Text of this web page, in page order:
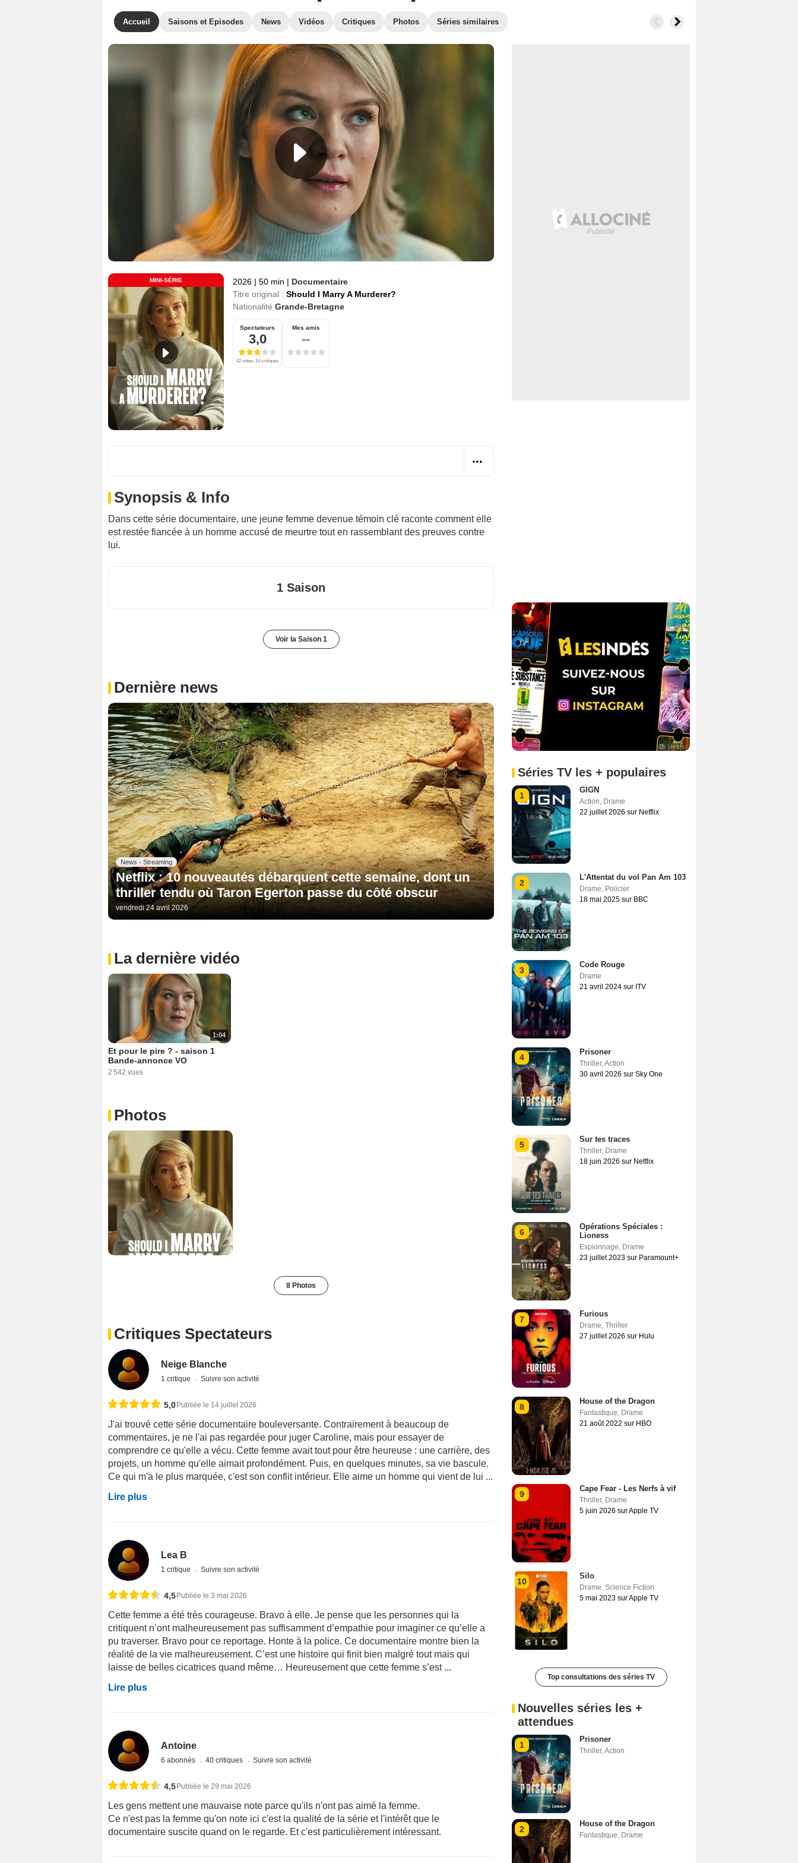
Accueil Saisons et Episodes News Vidéos Critiques Photos Séries similaires
MINI-SÉRIE 2026 | 50 min | Documentaire
Titre original : Should I Marry A Murderer?
Nationalité Grande-Bretagne
Spectateurs
3,0
42 notes, 14 critiques
Mes amis
--
Synopsis & Info
Dans cette série documentaire, une jeune femme devenue témoin clé raconte comment elle
est restée fiancée à un homme accusé de meurtre tout en rassemblant des preuves contre
lui.
1 Saison
Voir la Saison 1
Dernière news
News - Streaming
Netflix : 10 nouveautés débarquent cette semaine, dont un
thriller tendu où Taron Egerton passe du côté obscur
vendredi 24 avril 2026
La dernière vidéo
1:04
Et pour le pire ? - saison 1
Bande-annonce VO
2 542 vues
Photos
8 Photos
Critiques Spectateurs
Neige Blanche
1 critique Suivre son activité
5,0Publiée le 14 juillet 2026
J'ai trouvé cette série documentaire bouleversante. Contrairement à beaucoup de
commentaires, je ne l'ai pas regardée pour juger Caroline, mais pour essayer de
comprendre ce qu'elle a vécu. Cette femme avait tout pour être heureuse : une carrière, des
projets, un homme qu'elle aimait profondément. Puis, en quelques minutes, sa vie bascule.
Ce qui m'a le plus marquée, c'est son conflit intérieur. Elle aime un homme qui vient de lui ...
Lire plus
Lea B
1 critique Suivre son activité
4,5Publiée le 3 mai 2026
Cette femme a été très courageuse. Bravo à elle. Je pense que les personnes qui la
critiquent n’ont malheureusement pas suffisamment d’empathie pour imaginer ce qu’elle a
pu traverser. Bravo pour ce reportage. Honte à la police. Ce documentaire montre bien la
réalité de la vie malheureusement. C’est une histoire qui finit bien malgré tout mais qui
laisse de belles cicatrices quand même… Heureusement que cette femme s’est ...
Lire plus
Antoine
6 abonnés 40 critiques Suivre son activité
4,5Publiée le 29 mai 2026
Les gens mettent une mauvaise note parce qu'ils n'ont pas aimé la femme.
Ce n'est pas la femme qu'on note ici c'est la qualité de la série et l'intérêt que le
documentaire suscite quand on le regarde. Et c'est particulièrement intéressant.
Séries TV les + populaires
1
GIGN
Action, Drame
22 juillet 2026 sur Netflix
2
L'Attentat du vol Pan Am 103
Drame, Policier
18 mai 2025 sur BBC
3
Code Rouge
Drame
21 avril 2024 sur ITV
4
Prisoner
Thriller,Action
30 avril 2026 sur Sky One
5
Sur tes traces
Thriller, Drame
18 juin 2026 sur Netflix
6
Opérations Spéciales :
Lioness
Espionnage, Drame
23 juillet 2023 sur Paramount+
7
Furious
Drame, Thriller
27 juillet 2026 sur Hulu
8
House of the Dragon
Fantastique, Drame
21 août 2022 sur HBO
9
Cape Fear - Les Nerfs à vif
Thriller, Drame
5 juin 2026 sur Apple TV
10
Silo
Drame, Science Fiction
5 mai 2023 sur Apple TV
Top consultations des séries TV
Nouvelles séries les +
attendues
1
Prisoner
Thriller,Action
2
House of the Dragon
Fantastique, Drame